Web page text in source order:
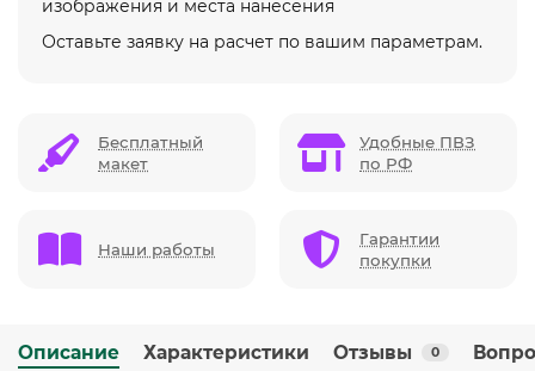
изображения и места нанесения
Оставьте заявку на расчет по вашим параметрам.
Бесплатный
макет
Удобные ПВЗ
по РФ
Наши работы
Гарантии
покупки
Описание Характеристики Отзывы 0